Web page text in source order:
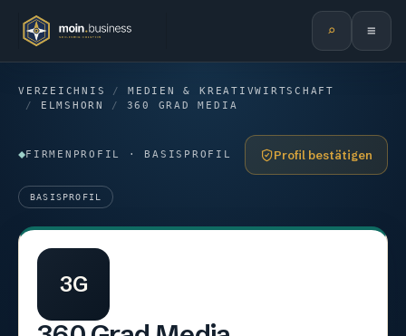
⌕ ≡
VERZEICHNIS /
MEDIEN & KREATIVWIRTSCHAFT
/
ELMSHORN / 360 GRAD MEDIA
FIRMENPROFIL · BASISPROFIL Profil bestätigen
BASISPROFIL
3G